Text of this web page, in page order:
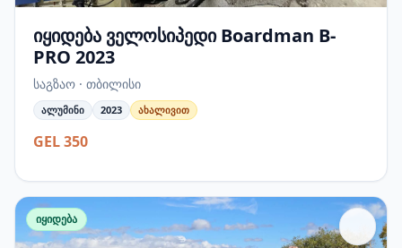
იყიდება ველოსიპედი Boardman B-
PRO 2023
საგზაო · თბილისი
ალუმინი 2023 ახალივით
GEL 350
იყიდება